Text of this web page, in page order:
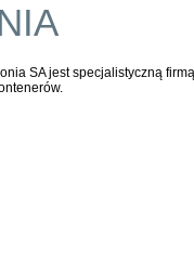
SA jest specjalistyczną